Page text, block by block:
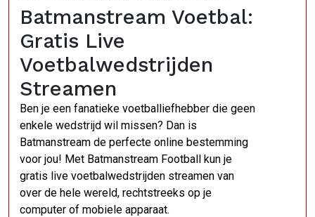
Batmanstream Voetbal:
Gratis Live
Voetbalwedstrijden
Streamen
Ben je een fanatieke voetballiefhebber die geen
enkele wedstrijd wil missen? Dan is
Batmanstream de perfecte online bestemming
voor jou! Met Batmanstream Football kun je
gratis live voetbalwedstrijden streamen van
over de hele wereld, rechtstreeks op je
computer of mobiele apparaat.